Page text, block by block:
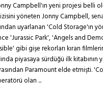
Campbell'ın yeni projesi belli
yöneten Jonny Campbell,
uyarlanan 'Cold Storage'ın
'Jurassic Park', 'Angels and
gibi gişe rekorları kıran
piyasaya sürdüğü ilk kitabının
Paramount elde etmişti.
olan ...